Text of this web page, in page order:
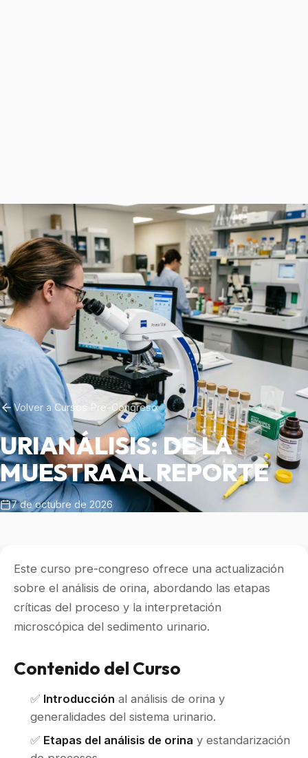
Volver a Cursos Pre-Congreso
URIANÁLISIS: DE LA
MUESTRA AL REPORTE
7 de octubre de 2026
Este curso pre-congreso ofrece una actualización
sobre el análisis de orina, abordando las etapas
críticas del proceso y la interpretación
microscópica del sedimento urinario.
Contenido del Curso
✅ Introducción al análisis de orina y
generalidades del sistema urinario.
✅ Etapas del análisis de orina y estandarización